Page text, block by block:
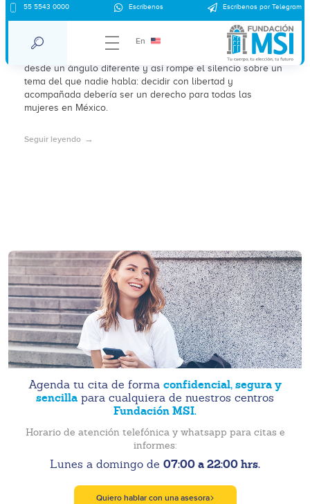
55 5543 0000 Escríbenos Escríbenos por Telegram
En
Una declaración distinta para el “día de
Sin juicios de valor, la campaña aborda la problemática
desde un ángulo diferente y así rompe el silencio sobre un
tema del que nadie habla: decidir con libertad y
acompañada debería ser un derecho para todas las
mujeres en México.
Seguir leyendo
Agenda tu cita de forma confidencial, segura y
sencilla para cualquiera de nuestros centros
Fundación MSI.
Horario de atención telefónica y whatsapp para citas e
informes:
Lunes a domingo de 07:00 a 22:00 hrs.
Quiero hablar con una asesora